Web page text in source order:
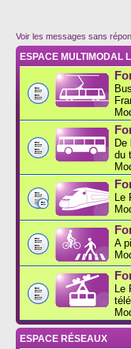
Voir les messages sans
ESPACE MULTIMODAL
De
du
Le
A
Le
ESPACE RÉSEAUX